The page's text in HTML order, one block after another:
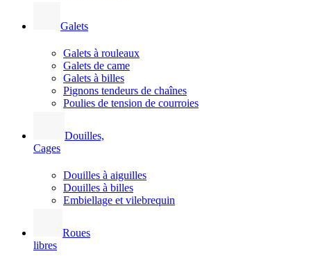
Galets
Galets à rouleaux
Galets de came
Galets à billes
Pignons tendeurs de chaînes
Poulies de tension de courroies
Douilles,
Cages
Douilles à aiguilles
Douilles à billes
Embiellage et vilebrequin
Roues
libres